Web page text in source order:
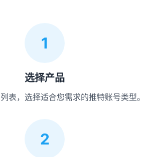
1
选择产品
表，选择适合您需求的推特账号类型。
2